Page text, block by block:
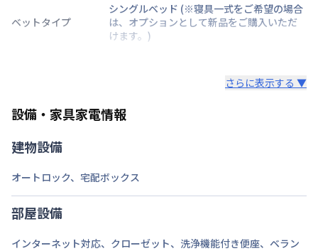
ベットタイプ
シングルベッド (※寝具一式をご希望の場合
は、オプションとして新品をご購入いただ
けます。)
部屋の向き
南東
禁煙・喫煙
京浜急行電鉄本線
さらに表示する ▼
設備・家具家電情報
建物設備
オートロック、 宅配ボックス
部屋設備
インターネット対応、 クローゼット、 洗浄機能付き便座、 ベラン